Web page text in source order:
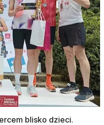
blisko dzieci.